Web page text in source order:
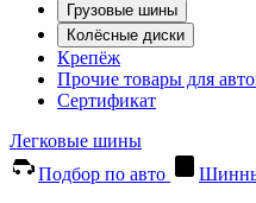
Грузовые шины
Колёсные диски
Крепёж
Прочие товары для
Сертификат
Легковые шины
Подбор по авто